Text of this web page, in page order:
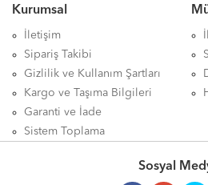
Kurumsal
İletişim
Sipariş Takibi
Gizlilik ve Kullanım Şartları
Kargo ve Taşıma Bilgileri
Garanti ve İade
Sistem Toplama
Sosyal